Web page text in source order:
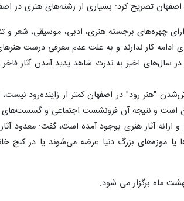
اصفهان تصریح کرد: بسیاری از رشته‌های هنری در
چهره‌های برجسته هنری، ادبی، موسیقی، شعر و
ادامه کار ندارند و به علت عدم معرفی درست
سال‌های اخیر به ندرت شاهد پدید آمدن آثار
"هنر رود" در اصفهان کمتر از زاینده‌رود
و نتیجه آن فرونشست اجتماعی و گسست‌های
و ارائه آثار هنری بوجود آمده است، گفت:
یا موزه‌های بزرگ دنیا عرضه می‌شوند یا در